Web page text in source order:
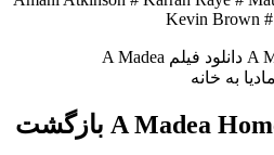
Kevin Brown #
فیلم A Madea Homecoming 2022 بازگشت